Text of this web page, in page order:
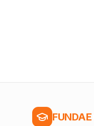
FUNDAE